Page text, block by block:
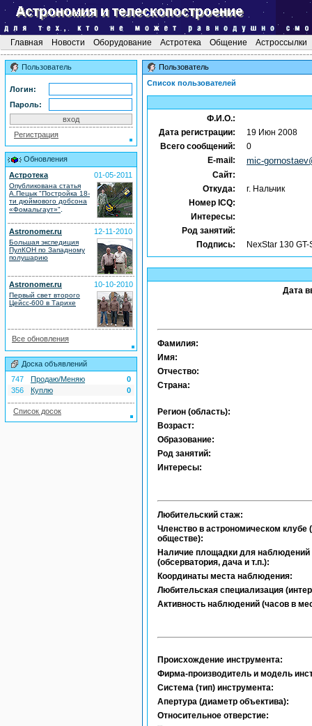
Главная Новости Оборудование Астротека Общение Астроссылки
Пользователь
Логин:
Пароль:
Регистрация
Обновления
Астротека
01-05-2011
Опубликована статья
А.Пецык "Постройка 18-
ти дюймового добсона
«Фомальгаут»"
Astronomer.ru 12-11-2010
Большая экспедиция
ПулКОН по Западному
полушарию
Astronomer.ru 10-10-2010
Первый свет второго
Цейсс-600 в Тарихе
Все обновления
Доска объявлений
747
Продаю/Меняю
0
356
Куплю 0
Список досок
Пользователь
Список пользователей
Ф.И.О.:
Дата регистрации:
19 Июн 2008
Всего сообщений:
0
E-mail:
mic-
Сайт:
Откуда:
г. Нальчик
Номер ICQ:
Интересы:
Род занятий:
Подпись:
NexStar 130 GT-
Дата
Фамилия:
Имя:
Отчество:
Страна:
Регион (область):
Возраст:
Образование:
Род занятий:
Интересы:
Любительский стаж:
Членство в астрономическом клубе
обществе):
Наличие площадки для наблюдений
(обсерватория, дача и т.п.):
Координаты места наблюдения:
Любительская специализация
Активность наблюдений (часов в
Происхождение инструмента:
Фирма-производитель и модель
Система (тип) инструмента:
Апертура (диаметр объектива):
Относительное отверстие: